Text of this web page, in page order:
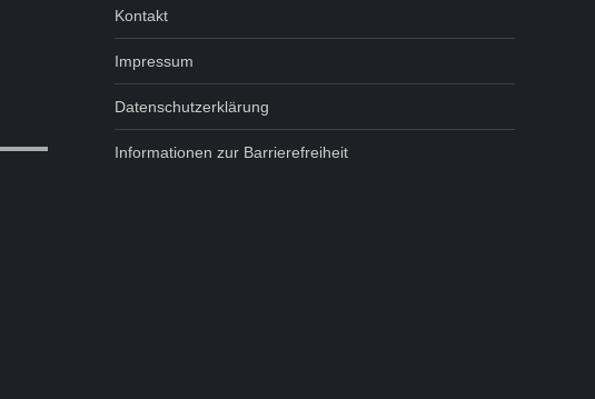
Kontakt
Impressum
Datenschutzerklärung
Informationen zur Barrierefreiheit